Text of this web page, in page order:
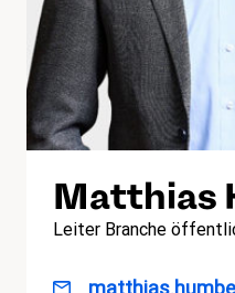
Matthias
Leiter Branche